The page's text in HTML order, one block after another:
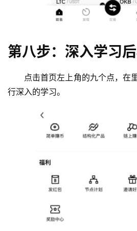
第八步：深入学习
点击首页左上角的九个点，在
行深入的学习。